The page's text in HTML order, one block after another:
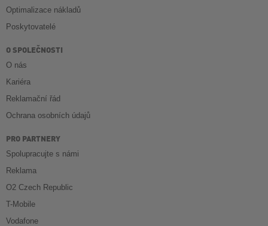
Optimalizace nákladů
Poskytovatelé
O SPOLEČNOSTI
O nás
Kariéra
Reklamační řád
Ochrana osobních údajů
PRO PARTNERY
Spolupracujte s námi
Reklama
O2 Czech Republic
T-Mobile
Vodafone